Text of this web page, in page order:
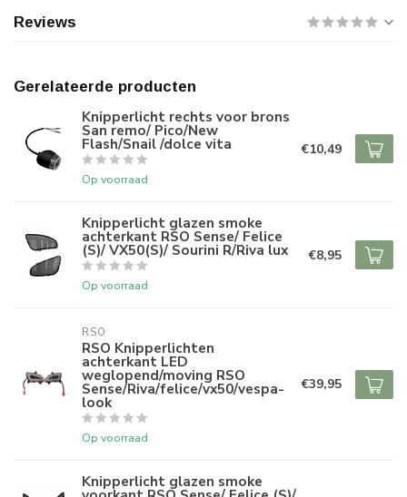
Reviews
Gerelateerde producten
Knipperlicht rechts voor brons
San remo/ Pico/New
Flash/Snail /dolce vita
Op voorraad
€10,49
Knipperlicht glazen smoke
achterkant RSO Sense/ Felice
(S)/ VX50(S)/ Sourini R/Riva lux
Op voorraad
€8,95
RSO
RSO Knipperlichten
achterkant LED
weglopend/moving RSO
Sense/Riva/felice/vx50/vespa-
look
Op voorraad
€39,95
Knipperlicht glazen smoke